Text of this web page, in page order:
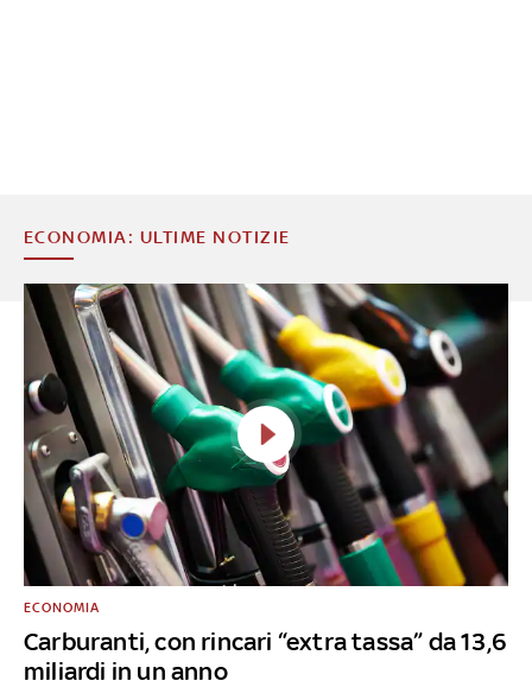
ECONOMIA: ULTIME NOTIZIE
Carburanti, con rincari “extra tassa” da 13,6
miliardi in un anno
ECONOMIA